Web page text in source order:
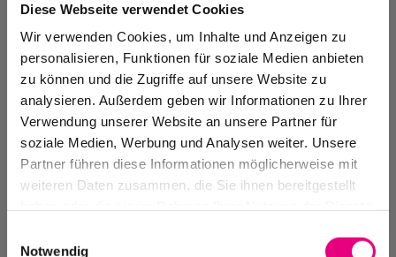
Diese Webseite verwendet Cookies
Wir verwenden Cookies, um Inhalte und Anzeigen zu
personalisieren, Funktionen für soziale Medien anbieten
zu können und die Zugriffe auf unsere Website zu
analysieren. Außerdem geben wir Informationen zu Ihrer
Verwendung unserer Website an unsere Partner für
soziale Medien, Werbung und Analysen weiter. Unsere
Partner führen diese Informationen möglicherweise mit
weiteren Daten zusammen, die Sie ihnen bereitgestellt
Notwendig
Events Archive
Past events, festivals, and venues